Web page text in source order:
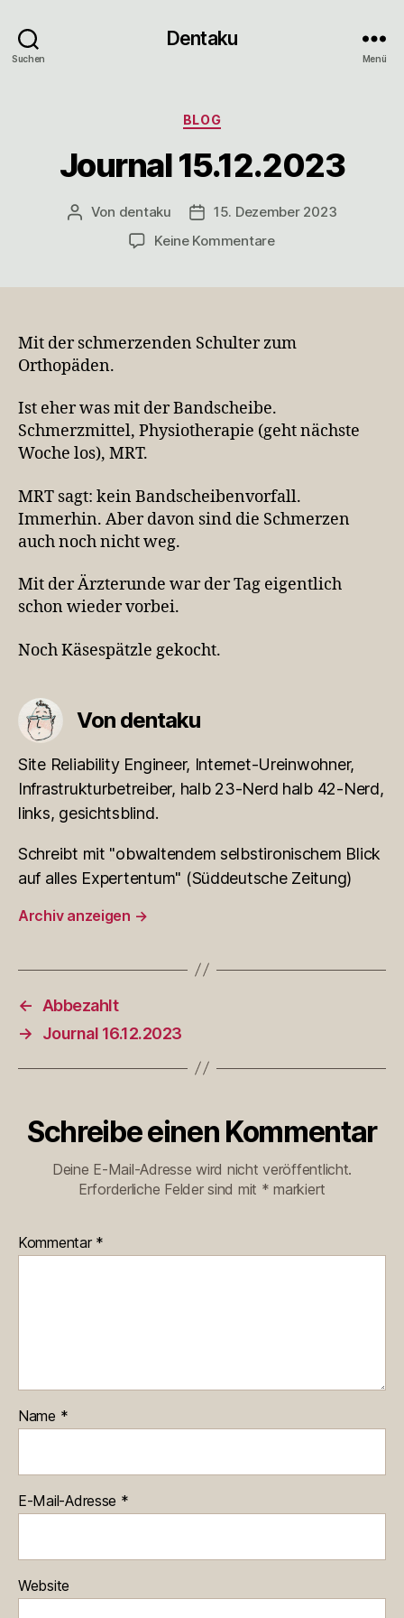
Suchen
Dentaku
Menü
Kategorien
BLOG
Journal 15.12.2023
Beitragsautor
Von dentaku Veröffentlichungsdatum
15. Dezember 2023
Keine Kommentarezu
Mit der schmerzenden Schulter zum
Orthopäden.
Ist eher was mit der Bandscheibe.
Schmerzmittel, Physiotherapie (geht nächste
Woche los), MRT.
MRT sagt: kein Bandscheibenvorfall.
Immerhin. Aber davon sind die Schmerzen
auch noch nicht weg.
Mit der Ärzterunde war der Tag eigentlich
schon wieder vorbei.
Noch Käsespätzle gekocht.
Von dentaku
Site Reliability Engineer, Internet-Ureinwohner,
Infrastrukturbetreiber, halb 23-Nerd halb 42-Nerd,
links, gesichtsblind.
Schreibt mit "obwaltendem selbstironischem Blick
auf alles Expertentum" (Süddeutsche Zeitung)
Archiv anzeigen →
←
Abbezahlt
→
Journal 16.12.2023
Schreibe einen Kommentar
Deine E-Mail-Adresse wird nicht veröffentlicht.
Erforderliche Felder sind mit * markiert
Kommentar *
Name *
E-Mail-Adresse *
Website